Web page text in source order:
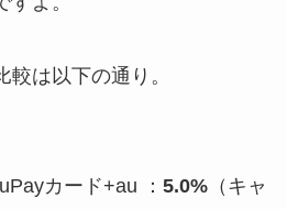
は以下の通り。
カード+au ： 5.0%（キャ